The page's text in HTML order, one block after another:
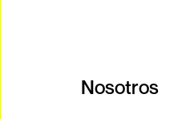
Nosotros